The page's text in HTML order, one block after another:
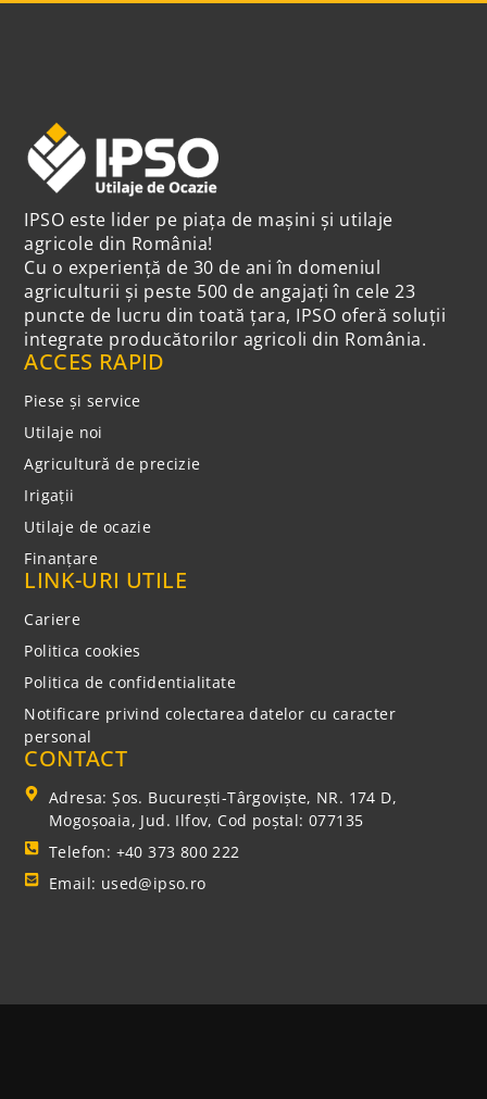
IPSO este lider pe piața de mașini și utilaje
agricole din România!
Cu o experiență de 30 de ani în domeniul
agriculturii și peste 500 de angajați în cele 23
puncte de lucru din toată țara, IPSO oferă soluții
integrate producătorilor agricoli din România.
ACCES RAPID
Piese și service
Utilaje noi
Agricultură de precizie
Irigații
Utilaje de ocazie
Finanțare
LINK-URI UTILE
Cariere
Politica cookies
Politica de confidentialitate
Notificare privind colectarea datelor cu caracter
personal
CONTACT
Adresa: Şos. Bucureşti-Târgovişte, NR. 174 D,
Mogoşoaia, Jud. Ilfov, Cod poștal: 077135
Telefon: +40 373 800 222
Email: used@ipso.ro